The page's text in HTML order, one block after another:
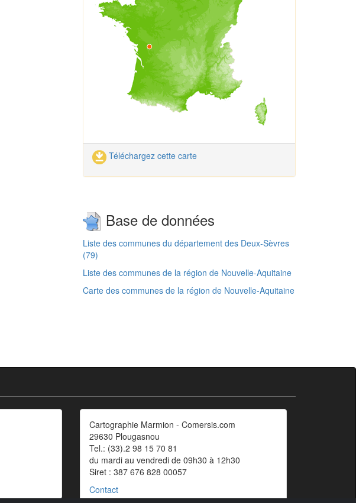
Téléchargez cette carte
Base de données
Liste des communes du département des Deux-Sèvres
(79)
Liste des communes de la région de Nouvelle-Aquitaine
Carte des communes de la région de Nouvelle-Aquitaine
Cartographie Marmion - Comersis.com
29630 Plougasnou
Tel.: (33).2 98 15 70 81
du mardi au vendredi de 09h30 à 12h30
Siret : 387 676 828 00057
Contact